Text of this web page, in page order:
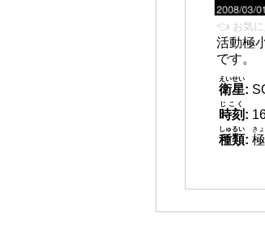
👈 お気に
活動極
です。
衛星
えいせい
:
時刻
じこく
:
種類
しゅるい
:
き